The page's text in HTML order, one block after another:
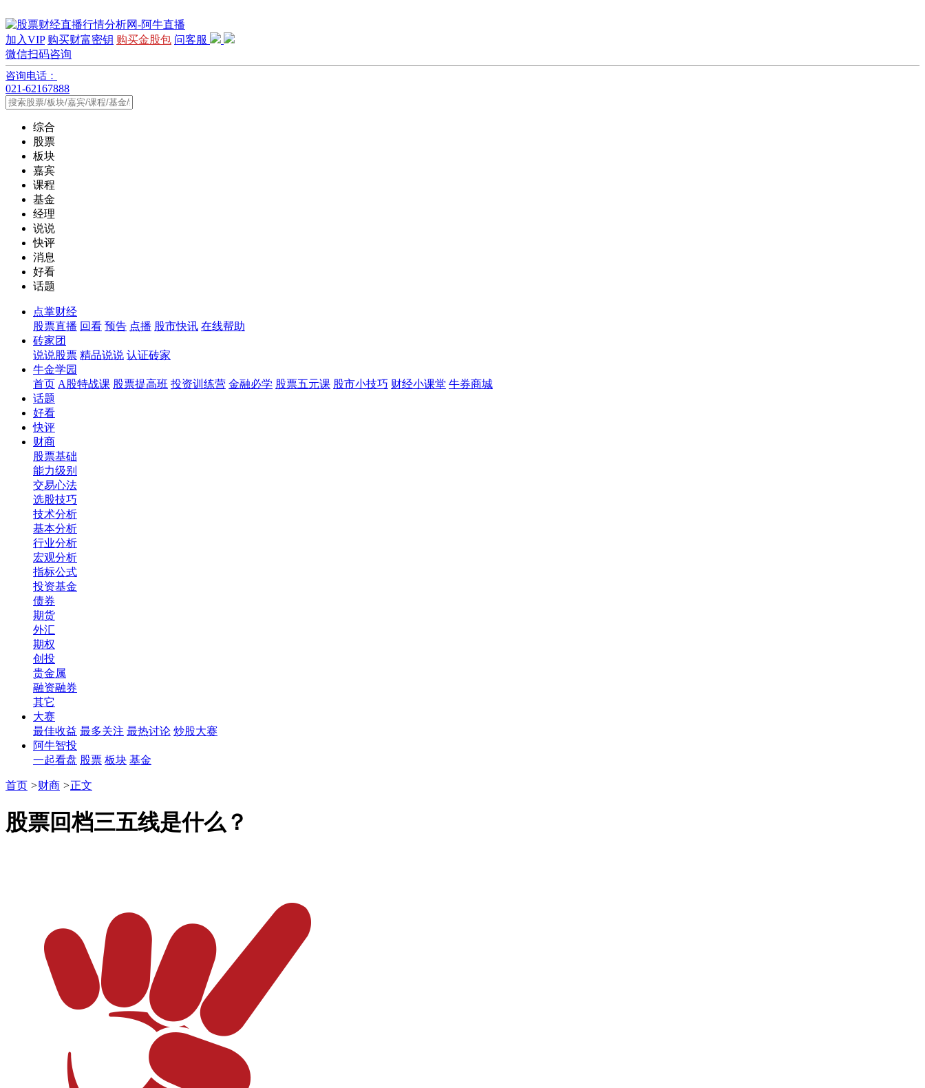
加入VIP 购买财富密钥 购买金股包 问客服
微信扫码咨询
咨询电话：
021-62167888
综合
股票
板块
嘉宾
课程
基金
经理
说说
快评
消息
好看
话题
点掌财经
股票直播 回看 预告 点播 股市快讯 在线帮助
砖家团
说说股票 精品说说 认证砖家
牛金学园
首页 A股特战课 股票提高班 投资训练营 金融必学 股票五元课 股市小技巧 财经小课堂 牛券商城
话题
好看
快评
财商
股票基础
能力级别
交易心法
选股技巧
技术分析
基本分析
行业分析
宏观分析
指标公式
投资基金
债券
期货
外汇
期权
创投
贵金属
融资融券
其它
大赛
最佳收益 最多关注 最热讨论 炒股大赛
阿牛智投
一起看盘 股票 板块 基金
首页 >财商 >正文
股票回档三五线是什么？